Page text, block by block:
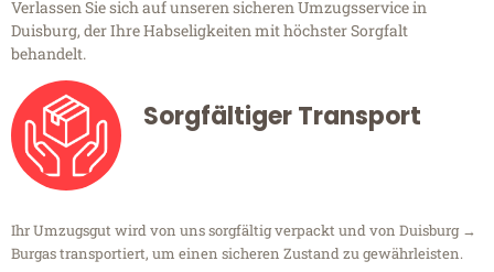
Verlassen Sie sich auf unseren sicheren Umzugsservice in
Duisburg, der Ihre Habseligkeiten mit höchster Sorgfalt
behandelt.
Sorgfältiger Transport
Ihr Umzugsgut wird von uns sorgfältig verpackt und von Duisburg →
Burgas transportiert, um einen sicheren Zustand zu gewährleisten.